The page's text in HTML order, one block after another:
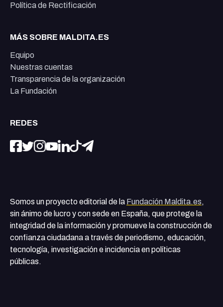
Política de Rectificación
MÁS SOBRE MALDITA.ES
Equipo
Nuestras cuentas
Transparencia de la organización
La Fundación
REDES
Somos un proyecto editorial de la Fundación Maldita.es,
sin ánimo de lucro y con sede en España, que protege la
integridad de la información y promueve la construcción de
confianza ciudadana a través de periodismo, educación,
tecnología, investigación e incidencia en políticas
públicas.